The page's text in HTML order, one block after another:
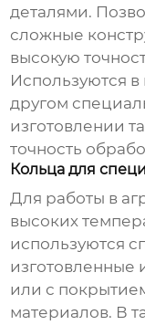
деталями.
сложные
высокую
Используются в
другом
изготовлении
точность
Кольца для
Для работы в
высоких
используются
изготовленные
или с
материалов. В